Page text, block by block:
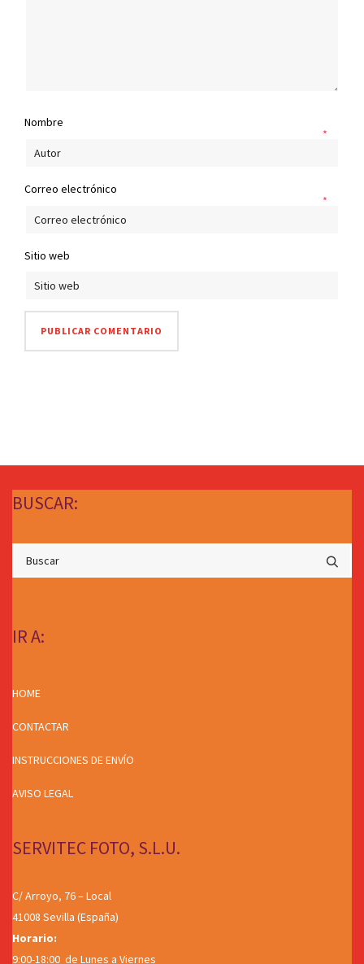
Nombre
*
Correo electrónico
*
Sitio web
BUSCAR:
IR A:
HOME
CONTACTAR
INSTRUCCIONES DE ENVÍO
AVISO LEGAL
SERVITEC FOTO, S.L.U.
C/ Arroyo, 76 – Local
41008 Sevilla (España)
Horario:
9:00-18:00 de Lunes a Viernes